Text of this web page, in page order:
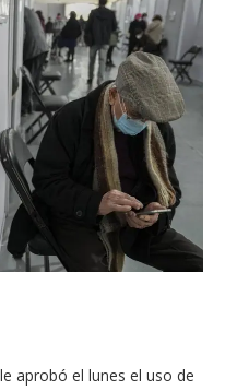
aprobó el lunes el uso de